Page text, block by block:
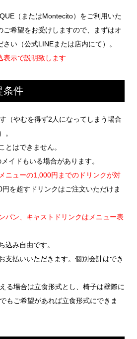
（またはMontecito）をご利用いた
ご希望をお受けしますので、まずはオ
い（公式LINEまたは店内にて）。
示で説明致します
条件
（やむを得ず2人になってしまう場合
。
とはできません。
イドもいる場合があります。
ニューの1,000円までのドリンクが対
を超すドリンクはご注文いただけま
パン、キャストドリンクはメニュー表
込み自由です。
支払いいただきます。個別会計はでき
る場合は立食形式とし、椅子は壁際に
もご希望があれば立食形式にできま